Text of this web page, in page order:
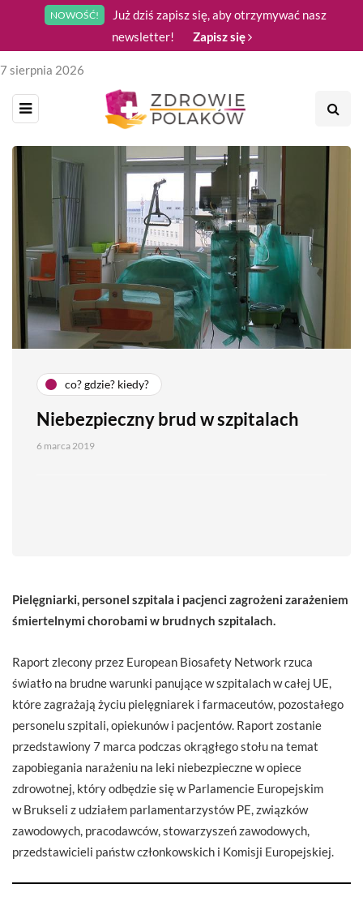
NOWOŚĆ!
Już dziś zapisz się, aby otrzymywać nasz
newsletter!
Zapisz się
7 sierpnia 2026
co? gdzie? kiedy?
Niebezpieczny brud w szpitalach
6 marca 2019
Pielęgniarki, personel szpitala i pacjenci zagrożeni zarażeniem
śmiertelnymi chorobami w brudnych szpitalach.
Raport zlecony przez European Biosafety Network rzuca
światło na brudne warunki panujące w szpitalach w całej UE,
które zagrażają życiu pielęgniarek i farmaceutów, pozostałego
personelu szpitali, opiekunów i pacjentów. Raport zostanie
przedstawiony 7 marca podczas okrągłego stołu na temat
zapobiegania narażeniu na leki niebezpieczne w opiece
zdrowotnej, który odbędzie się w Parlamencie Europejskim
w Brukseli z udziałem parlamentarzystów PE, związków
zawodowych, pracodawców, stowarzyszeń zawodowych,
przedstawicieli państw członkowskich i Komisji Europejskiej.